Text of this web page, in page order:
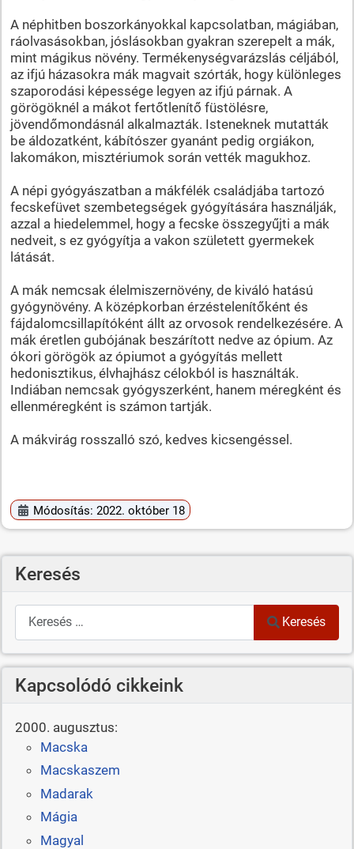
A néphitben boszorkányokkal kapcsolatban, mágiában,
ráolvasásokban, jóslásokban gyakran szerepelt a mák,
mint mágikus növény. Termékenységvarázslás céljából,
az ifjú házasokra mák magvait szórták, hogy különleges
szaporodási képessége legyen az ifjú párnak. A
görögöknél a mákot fertőtlenítő füstölésre,
jövendőmondásnál alkalmazták. Isteneknek mutatták
be áldozatként, kábítószer gyanánt pedig orgiákon,
lakomákon, misztériumok során vették magukhoz.
A népi gyógyászatban a mákfélék családjába tartozó
fecskefüvet szembetegségek gyógyítására használják,
azzal a hiedelemmel, hogy a fecske összegyűjti a mák
nedveit, s ez gyógyítja a vakon született gyermekek
látását.
A mák nemcsak élelmiszernövény, de kiváló hatású
gyógynövény. A középkorban érzéstelenítőként és
fájdalomcsillapítóként állt az orvosok rendelkezésére. A
mák éretlen gubójának beszárított nedve az ópium. Az
ókori görögök az ópiumot a gyógyítás mellett
hedonisztikus, élvhajhász célokból is használták.
Indiában nemcsak gyógyszerként, hanem méregként és
ellenméregként is számon tartják.
A mákvirág rosszalló szó, kedves kicsengéssel.
Módosítás: 2022. október 18
Keresés
Keresés
Keresés
Kapcsolódó cikkeink
2000. augusztus:
Macska
Macskaszem
Madarak
Mágia
Magyal